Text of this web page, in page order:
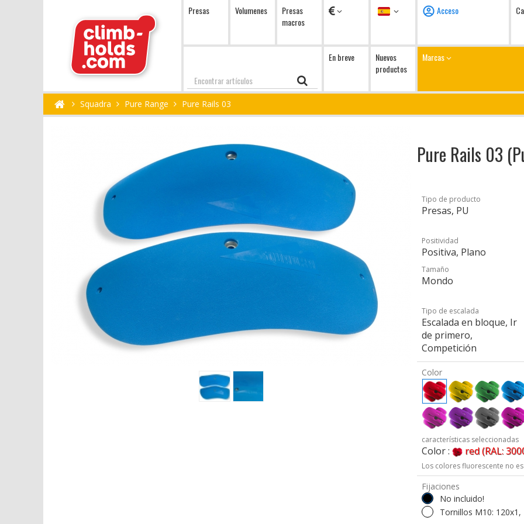
Presas Volumenes
Presas
macros
Monedas Idioma Acceso
Encontrar
En breve
Nuevos
productos
Marcas
Squadra Pure Range Pure Rails 03
Pure Rails 03
Tipo de producto
Presas, PU
Positividad
Positiva, Plano
Tamaño
Mondo
Tipo de escalada
Escalada en bloque, Ir
de primero,
Competición
Color
características seleccionadas
Color : red (RAL:
Los colores fluorescente no
Fijaciones
No incluido!
Tornillos M10: 120x1,